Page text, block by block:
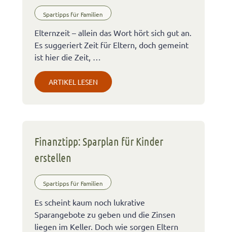
Spartipps für Familien
Elternzeit – allein das Wort hört sich gut an.
Es suggeriert Zeit für Eltern, doch gemeint
ist hier die Zeit, …
ARTIKEL LESEN
Finanztipp: Sparplan für Kinder
erstellen
Spartipps für Familien
Es scheint kaum noch lukrative
Sparangebote zu geben und die Zinsen
liegen im Keller. Doch wie sorgen Eltern